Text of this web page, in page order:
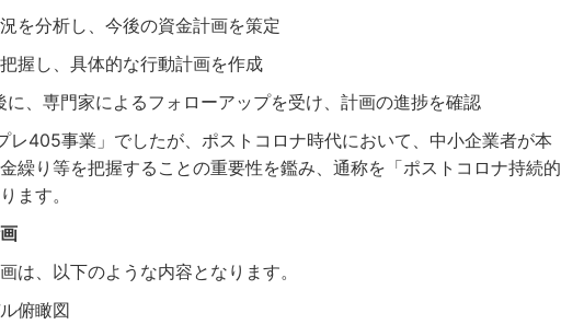
を分析し、今後の資金計画を策定
握し、具体的な行動計画を作成
に、専門家によるフォローアップを受け、計画の進捗を確認
レ405事業」でしたが、ポストコロナ時代において、中小企業者が本
繰り等を把握することの重要性を鑑み、通称を「ポストコロナ持続的
ます。
は、以下のような内容となります。
俯瞰図